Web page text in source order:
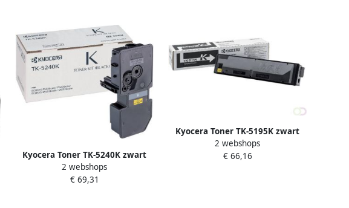
Kyocera Toner TK-5240K zwart
2 webshops
€ 69,31
Kyocera Toner TK-5195K zwart
2 webshops
€ 66,16